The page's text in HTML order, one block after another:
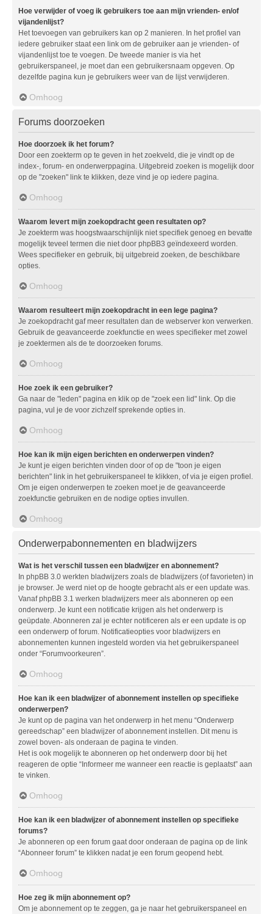
Hoe verwijder of voeg ik gebruikers toe aan mijn vrienden- en/of
vijandenlijst?
Het toevoegen van gebruikers kan op 2 manieren. In het profiel van
iedere gebruiker staat een link om de gebruiker aan je vrienden- of
vijandenlijst toe te voegen. De tweede manier is via het
gebruikerspaneel, je moet dan een gebruikersnaam opgeven. Op
dezelfde pagina kun je gebruikers weer van de lijst verwijderen.
Omhoog
Forums doorzoeken
Hoe doorzoek ik het forum?
Door een zoekterm op te geven in het zoekveld, die je vindt op de
index-, forum- en onderwerppagina. Uitgebreid zoeken is mogelijk door
op de "zoeken" link te klikken, deze vind je op iedere pagina.
Omhoog
Waarom levert mijn zoekopdracht geen resultaten op?
Je zoekterm was hoogstwaarschijnlijk niet specifiek genoeg en bevatte
mogelijk teveel termen die niet door phpBB3 geïndexeerd worden.
Wees specifieker en gebruik, bij uitgebreid zoeken, de beschikbare
opties.
Omhoog
Waarom resulteert mijn zoekopdracht in een lege pagina?
Je zoekopdracht gaf meer resultaten dan de webserver kon verwerken.
Gebruik de geavanceerde zoekfunctie en wees specifieker met zowel
je zoektermen als de te doorzoeken forums.
Omhoog
Hoe zoek ik een gebruiker?
Ga naar de "leden" pagina en klik op de "zoek een lid" link. Op die
pagina, vul je de voor zichzelf sprekende opties in.
Omhoog
Hoe kan ik mijn eigen berichten en onderwerpen vinden?
Je kunt je eigen berichten vinden door of op de "toon je eigen
berichten" link in het gebruikerspaneel te klikken, of via je eigen profiel.
Om je eigen onderwerpen te zoeken moet je de geavanceerde
zoekfunctie gebruiken en de nodige opties invullen.
Omhoog
Onderwerpabonnementen en bladwijzers
Wat is het verschil tussen een bladwijzer en abonnement?
In phpBB 3.0 werkten bladwijzers zoals de bladwijzers (of favorieten) in
je browser. Je werd niet op de hoogte gebracht als er een update was.
Vanaf phpBB 3.1 werken bladwijzers meer als abonneren op een
onderwerp. Je kunt een notificatie krijgen als het onderwerp is
geüpdate. Abonneren zal je echter notificeren als er een update is op
een onderwerp of forum. Notificatieopties voor bladwijzers en
abonnementen kunnen ingesteld worden via het gebruikerspaneel
onder “Forumvoorkeuren”.
Omhoog
Hoe kan ik een bladwijzer of abonnement instellen op specifieke
onderwerpen?
Je kunt op de pagina van het onderwerp in het menu “Onderwerp
gereedschap” een bladwijzer of abonnement instellen. Dit menu is
zowel boven- als onderaan de pagina te vinden.
Het is ook mogelijk te abonneren op het onderwerp door bij het
reageren de optie “Informeer me wanneer een reactie is geplaatst” aan
te vinken.
Omhoog
Hoe kan ik een bladwijzer of abonnement instellen op specifieke
forums?
Je abonneren op een forum gaat door onderaan de pagina op de link
“Abonneer forum” te klikken nadat je een forum geopend hebt.
Omhoog
Hoe zeg ik mijn abonnement op?
Om je abonnement op te zeggen, ga je naar het gebruikerspaneel en